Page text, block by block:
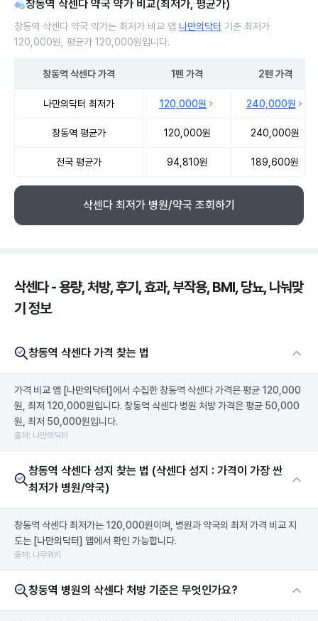
창동역 삭센다 약국 약가 비교(최저가, 평균가)
창동역 삭센다 약국 약가는 최저가 비교 앱 나만의닥터 기준 최저가
120,000원, 평균가 120,000원입니다.
창동역 삭센다가격 1펜 가격 2펜 가격
나만의닥터 최저가 120,000원 240,000원
창동역 평균가 120,000원 240,000원
전국 평균가 94,810원 189,600원
삭센다 최저가 병원/약국 조회하기
삭센다 - 용량, 처방, 후기, 효과, 부작용, BMI, 당뇨, 나눠맞
기 정보
창동역 삭센다 가격 찾는 법
가격 비교 앱 [나만의닥터] 에서 수집한 창동역 삭센다 가격은 평균 120,000
원, 최저 120,000원입니다. 창동역 삭센다 병원 처방 가격은 평균 50,000
원, 최저 50,000원입니다.
출처: 나만의닥터
창동역 삭센다 성지 찾는 법 (삭센다 성지 : 가격이 가장 싼
최저가 병원/약국)
창동역 삭센다 최저가는 120,000원이며, 병원과 약국의 최저 가격 비교 지
도는 [나만의닥터] 앱에서 확인 가능합니다.
출처: 나무위키
창동역 병원의 삭센다 처방 기준은 무엇인가요?